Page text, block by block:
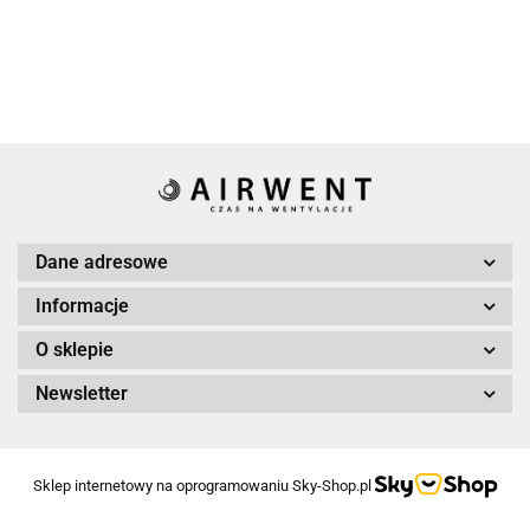
Dane adresowe
Informacje
O sklepie
Newsletter
Sklep internetowy na oprogramowaniu Sky-Shop.pl